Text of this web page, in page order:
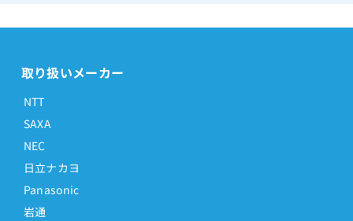
取り扱いメーカー
NTT
SAXA
NEC
日立ナカヨ
Panasonic
岩通